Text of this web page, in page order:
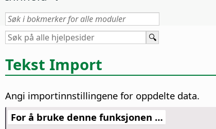
Tekst Import
Angi importinnstillingene for oppdelte data.
For å bruke denne funksjonen …